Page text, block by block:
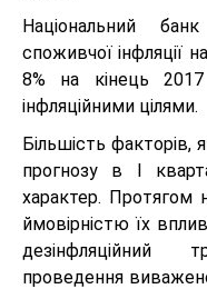
Національний
споживчої інфляції
8% на кінець
інфляційними цілями.
Більшість факторів,
прогнозу в І
характер. Протягом
ймовірністю їх
дезінфляційний
проведення